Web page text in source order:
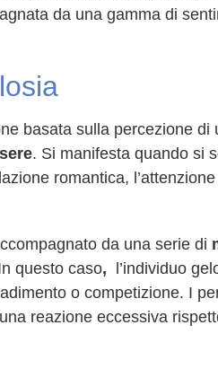
da una gamma di
basata sulla percezione di
. Si manifesta quando si
romantica,
da una serie di
questo caso,
l’individuo
o competizione. I
reazione eccessiva